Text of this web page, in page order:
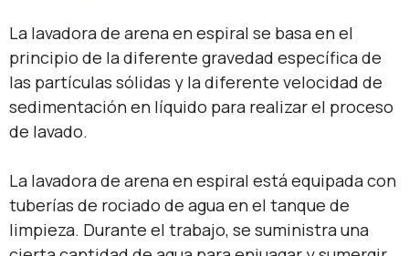
La lavadora de arena en espiral se basa en el
principio de la diferente gravedad específica de
las partículas sólidas y la diferente velocidad de
sedimentación en líquido para realizar el proceso
de lavado.
La lavadora de arena en espiral está equipada con
tuberías de rociado de agua en el tanque de
limpieza. Durante el trabajo, se suministra una